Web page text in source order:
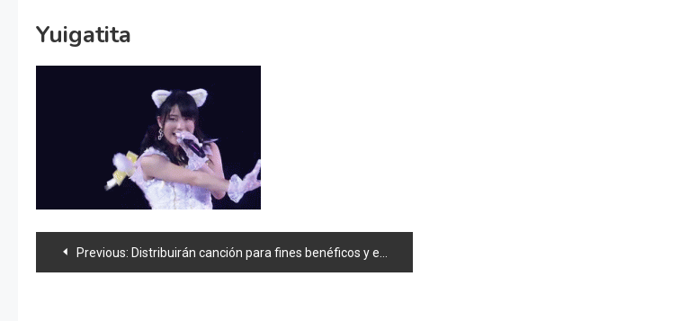
Yuigatita
Navegación
Previous: Distribuirán canción para fines benéficos y eligen a Akimoto para promover a Japón